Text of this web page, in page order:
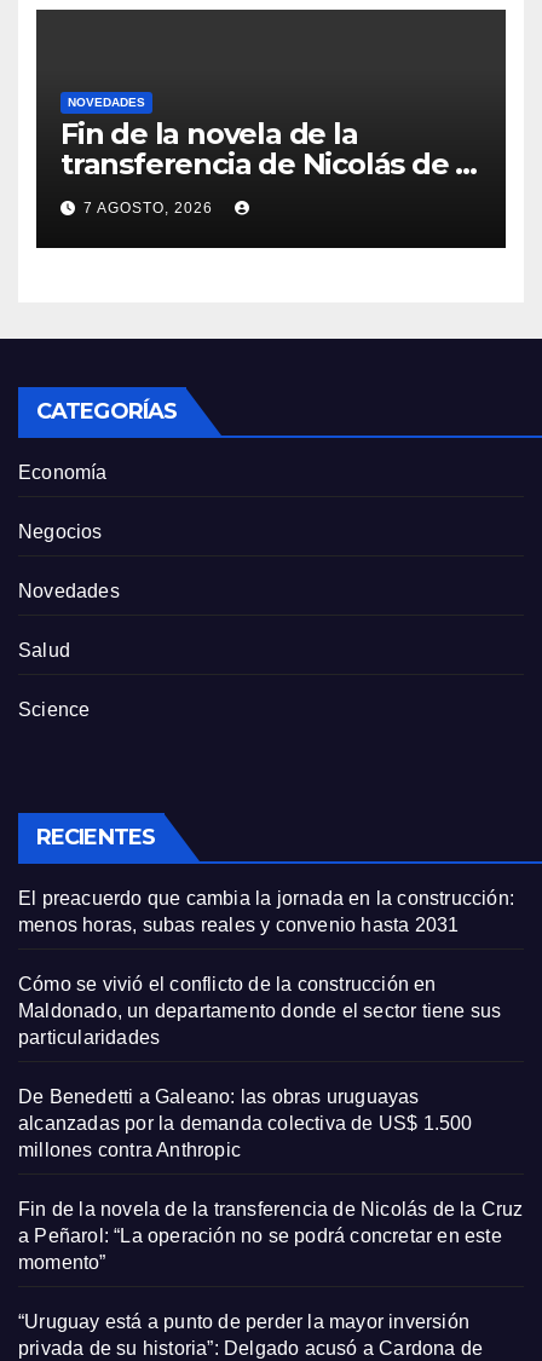
NOVEDADES
Fin de la novela de la
transferencia de Nicolás de la
Cruz a Peñarol: “La operación
no se podrá concretar en
este momento”
7 AGOSTO, 2026
CATEGORÍAS
Economía
Negocios
Novedades
Salud
Science
RECIENTES
El preacuerdo que cambia la jornada en la construcción:
menos horas, subas reales y convenio hasta 2031
Cómo se vivió el conflicto de la construcción en
Maldonado, un departamento donde el sector tiene sus
particularidades
De Benedetti a Galeano: las obras uruguayas
alcanzadas por la demanda colectiva de US$ 1.500
millones contra Anthropic
Fin de la novela de la transferencia de Nicolás de la Cruz
a Peñarol: “La operación no se podrá concretar en este
momento”
“Uruguay está a punto de perder la mayor inversión
privada de su historia”: Delgado acusó a Cardona de